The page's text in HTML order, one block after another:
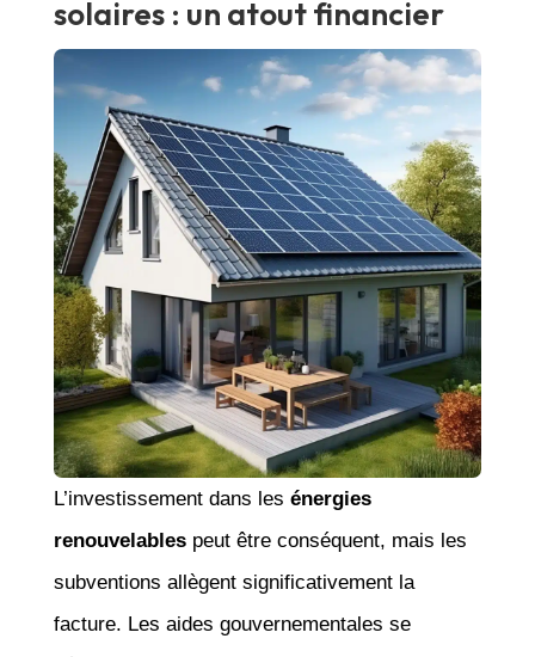
solaires : un atout financier
L’investissement dans les énergies
renouvelablespeut être conséquent, mais les
subventions allègent significativement la
facture. Les aides gouvernementales se